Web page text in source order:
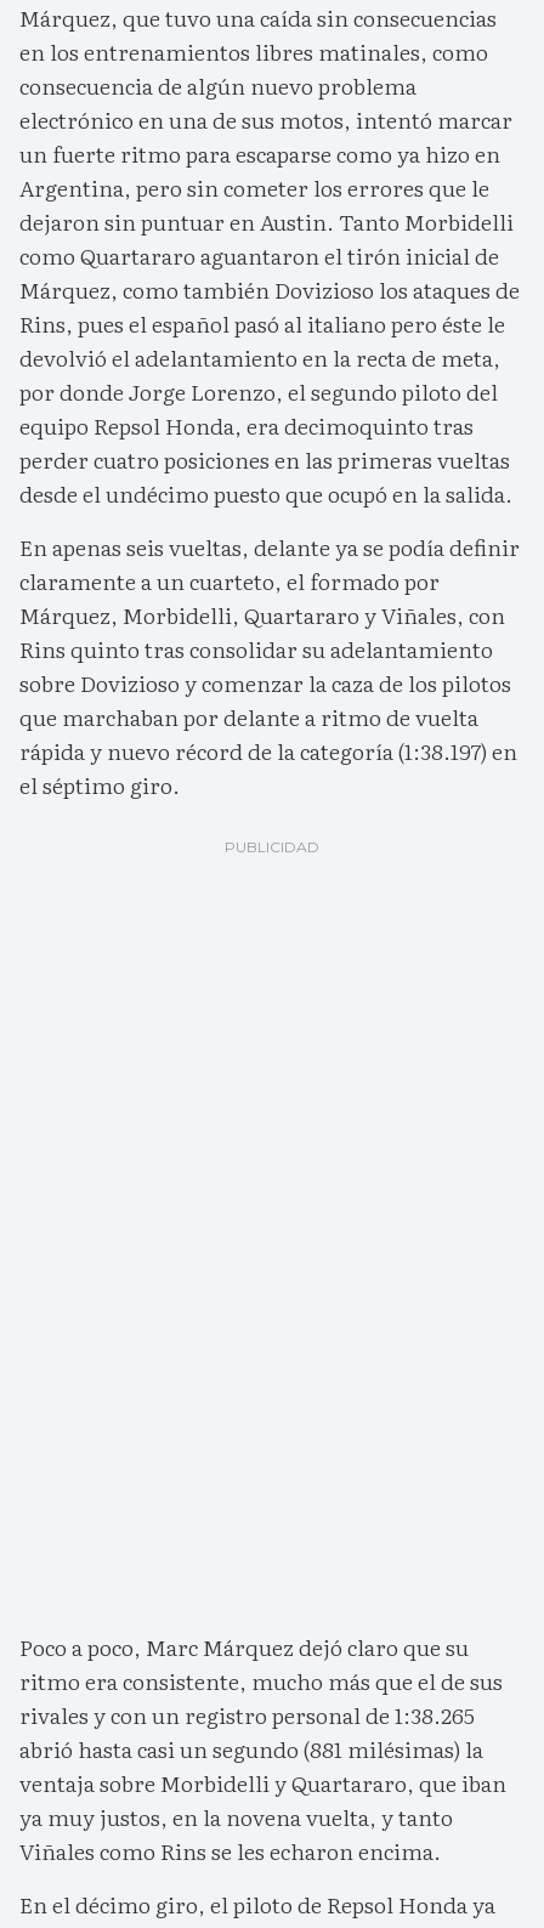
Márquez, que tuvo una caída sin consecuencias
en los entrenamientos libres matinales, como
consecuencia de algún nuevo problema
electrónico en una de sus motos, intentó marcar
un fuerte ritmo para escaparse como ya hizo en
Argentina, pero sin cometer los errores que le
dejaron sin puntuar en Austin. Tanto Morbidelli
como Quartararo aguantaron el tirón inicial de
Márquez, como también Dovizioso los ataques de
Rins, pues el español pasó al italiano pero éste le
devolvió el adelantamiento en la recta de meta,
por donde Jorge Lorenzo, el segundo piloto del
equipo Repsol Honda, era decimoquinto tras
perder cuatro posiciones en las primeras vueltas
desde el undécimo puesto que ocupó en la salida.
En apenas seis vueltas, delante ya se podía definir
claramente a un cuarteto, el formado por
Márquez, Morbidelli, Quartararo y Viñales, con
Rins quinto tras consolidar su adelantamiento
sobre Dovizioso y comenzar la caza de los pilotos
que marchaban por delante a ritmo de vuelta
rápida y nuevo récord de la categoría (1:38.197) en
el séptimo giro.
Poco a poco, Marc Márquez dejó claro que su
ritmo era consistente, mucho más que el de sus
rivales y con un registro personal de 1:38.265
abrió hasta casi un segundo (881 milésimas) la
ventaja sobre Morbidelli y Quartararo, que iban
ya muy justos, en la novena vuelta, y tanto
Viñales como Rins se les echaron encima.
En el décimo giro, el piloto de Repsol Honda ya